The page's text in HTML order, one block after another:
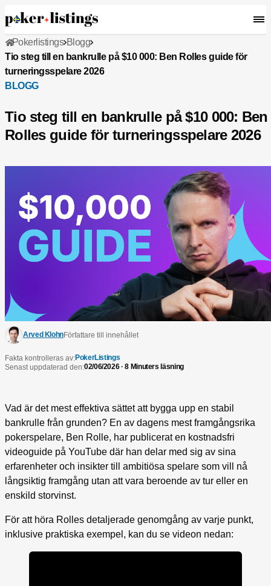
Pokerlistings Blogg
Tio steg till en bankrulle på $10 000: Ben Rolles guide för
turneringsspelare 2026
BLOGG
Tio steg till en bankrulle på $10 000: Ben
Rolles guide för turneringsspelare 2026
Arved KlohnFörfattare till innehållet
Fakta kontrolleras av:PokerListings
Senast uppdaterad den:02/06/2026 · 8 Minuters läsning
Vad är det mest effektiva sättet att bygga upp en stabil
bankrulle från grunden? En av dagens mest framgångsrika
pokerspelare, Ben Rolle, har publicerat en kostnadsfri
videoguide på YouTube där han delar med sig av sina
erfarenheter och insikter till ambitiösa spelare som vill nå
långsiktig framgång utan att vara beroende av tur eller en
enskild storvinst.
För att höra Rolles detaljerade genomgång av varje punkt,
inklusive praktiska exempel, kan du se videon nedan: